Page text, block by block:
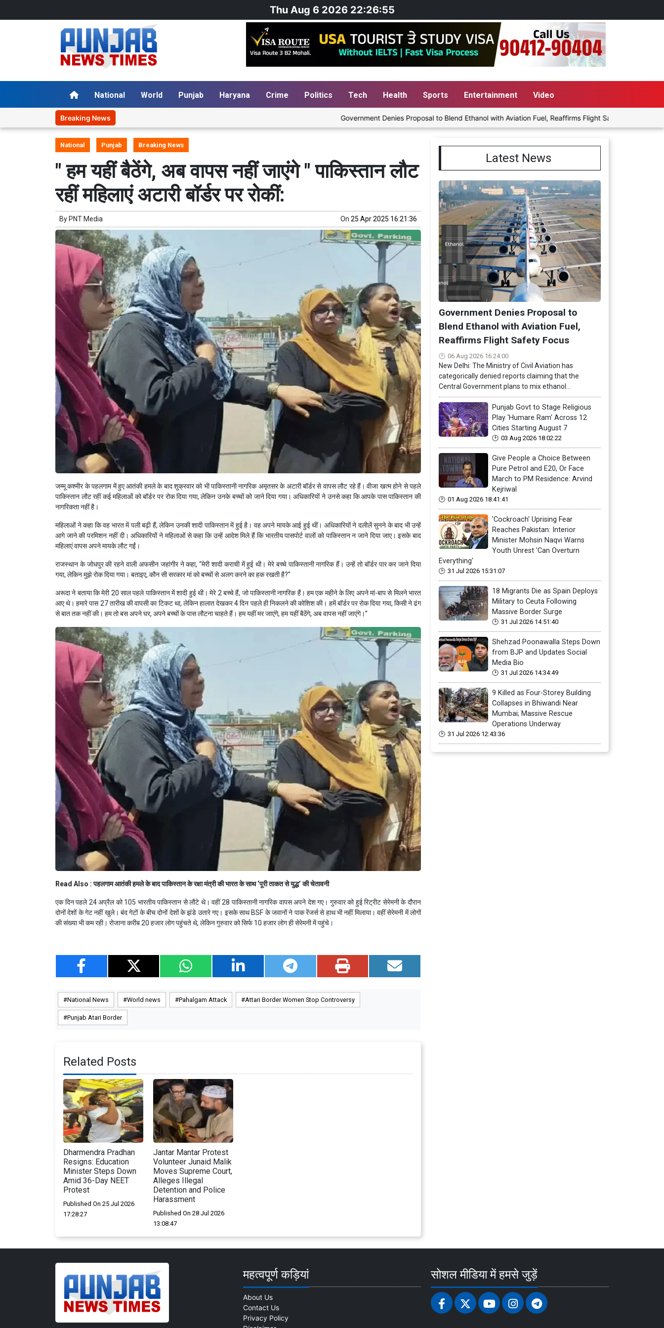
Thu Aug 6 2026 22:26:56
National World Punjab Haryana Crime Politics Tech Health Sports Entertainment Video
Breaking News Government Denies Proposal to Blend Ethanol with Aviation Fuel, Reaffirms Flight Safety Focus
National Punjab Breaking News
" हम यहीं बैठेंगे, अब वापस नहीं जाएंगे " पाकिस्तान लौट
रहीं महिलाएं अटारी बॉर्डर पर रोकीं:
By PNT Media On 25 Apr 2025 16:21:36
जम्मू कश्मीर के पहलगाम में हुए आतंकी हमले के बाद शुक्रवार को भी पाकिस्तानी नागरिक अमृतसर के अटारी बॉर्डर से वापस लौट रहे हैं। वीजा खत्म होने से पहले
पाकिस्तान लौट रहीं कई महिलाओं को बॉर्डर पर रोक दिया गया, लेकिन उनके बच्चों को जाने दिया गया। अधिकारियों ने उनसे कहा कि आपके पास पाकिस्तान की
नागरिकता नहीं है।
महिलाओं ने कहा कि वह भारत में पली बढ़ी हैं, लेकिन उनकी शादी पाकिस्तान में हुई है। वह अपने मायके आई हुई थीं। अधिकारियों ने दलीलें सुनने के बाद भी उन्हें
आगे जाने की परमिशन नहीं दी। अधिकारियों ने महिलाओं से कहा कि उन्हें आदेश मिले हैं कि भारतीय पासपोर्ट वालों को पाकिस्तान न जाने दिया जाए। इसके बाद
महिलाएं वापस अपने मायके लौट गईं।
राजस्थान के जोधपुर की रहने वाली अफसीन जहांगीर ने कहा, “मेरी शादी कराची में हुई थी। मेरे बच्चे पाकिस्तानी नागरिक हैं। उन्हें तो बॉर्डर पार कर जाने दिया
गया, लेकिन मुझे रोक दिया गया। बताइए, कौन सी सरकार मां को बच्चों से अलग करने का हक रखती है?”
अरूदा ने बताया कि मेरी 20 साल पहले पाकिस्तान में शादी हुई थी। मेरे 2 बच्चे हैं, जो पाकिस्तानी नागरिक हैं। हम एक महीने के लिए अपने मां-बाप से मिलने भारत
आए थे। हमारे पास 27 तारीख की वापसी का टिकट था, लेकिन हालात देखकर 4 दिन पहले ही निकलने की कोशिश की। हमें बॉर्डर पर रोक दिया गया, किसी ने ढंग
से बात तक नहीं की। हम तो बस अपने घर, अपने बच्चों के पास लौटना चाहते हैं। हम यहीं मर जाएंगे, हम यहीं बैठेंगे, अब वापस नहीं जाएंगे।”
Read Also :पहलगाम आतंकी हमले के बाद पाकिस्तान के रक्षा मंत्री की भारत के साथ ‘पूरी ताकत से युद्ध’ की चेतावनी
एक दिन पहले 24 अप्रैल को 105 भारतीय पाकिस्तान से लौटे थे। वहीं 28 पाकिस्तानी नागरिक वापस अपने देश गए। गुरुवार को हुई रिट्रीट सेरेमनी के दौरान
दोनों देशों के गेट नहीं खुले। बंद गेटों के बीच दोनों देशों के झंडे उतारे गए। इसके साथ BSF के जवानों ने पाक रेंजर्स से हाथ भी नहीं मिलाया। वहीं सेरेमनी में लोगों
की संख्या भी कम रही। रोजाना करीब 20 हजार लोग पहुंचते थे, लेकिन गुरुवार को सिर्फ 10 हजार लोग ही सेरेमनी में पहुंचे।
National News World news Pahalgam Attack Attari Border Women Stop Controversy
Punjab Atari Border
Related Posts
Dharmendra Pradhan
Resigns: Education
Minister Steps Down
Amid 36-Day NEET
Protest
Published On 25 Jul 2026
17:28:27
Jantar Mantar Protest
Volunteer Junaid Malik
Moves Supreme Court,
Alleges Illegal
Detention and Police
Harassment
Published On 28 Jul 2026
13:08:47
Latest News
Government Denies Proposal to
Blend Ethanol with Aviation Fuel,
Reaffirms Flight Safety Focus
06 Aug 2026 16:24:00
New Delhi: The Ministry of Civil Aviation has
categorically denied reports claiming that the
Central Government plans to mix ethanol...
Punjab Govt to Stage Religious
Play 'Humare Ram' Across 12
Cities Starting August 7
03 Aug 2026 18:02:22
Give People a Choice Between
Pure Petrol and E20, Or Face
March to PM Residence: Arvind
Kejriwal
01 Aug 2026 18:41:41
'Cockroach' Uprising Fear
Reaches Pakistan: Interior
Minister Mohsin Naqvi Warns
Youth Unrest 'Can Overturn
Everything'
31 Jul 2026 15:31:07
18 Migrants Die as Spain Deploys
Military to Ceuta Following
Massive Border Surge
31 Jul 2026 14:51:40
Shehzad Poonawalla Steps Down
from BJP and Updates Social
Media Bio
31 Jul 2026 14:34:49
9 Killed as Four-Storey Building
Collapses in Bhiwandi Near
Mumbai; Massive Rescue
Operations Underway
31 Jul 2026 12:43:36
महत्वपूर्ण कड़ियां
About Us
Contact Us
Privacy Policy
सोशल मीडिया में हमसे जुड़ें